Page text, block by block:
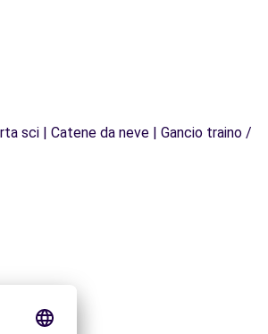
sci | Catene da neve | Gancio traino /